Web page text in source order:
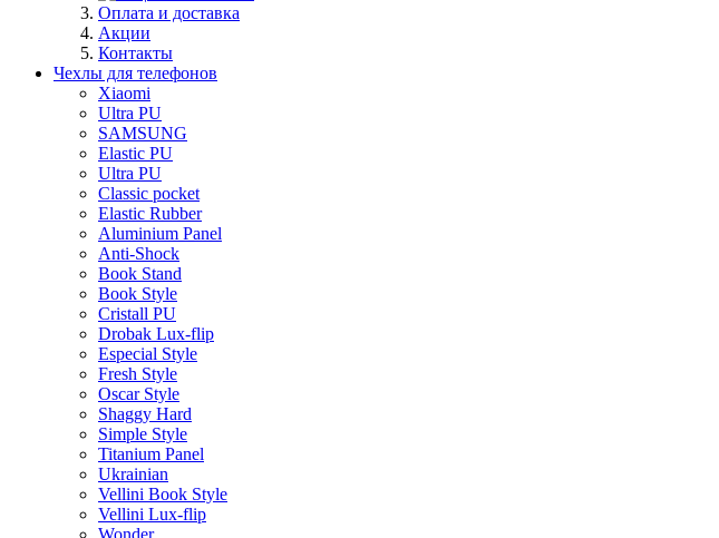
Оплата и доставка
Акции
Контакты
Чехлы для телефонов
Xiaomi
Ultra PU
SAMSUNG
Elastic PU
Ultra PU
Classic pocket
Elastic Rubber
Aluminium Panel
Anti-Shock
Book Stand
Book Style
Cristall PU
Drobak Lux-flip
Especial Style
Fresh Style
Oscar Style
Shaggy Hard
Simple Style
Titanium Panel
Ukrainian
Vellini Book Style
Vellini Lux-flip